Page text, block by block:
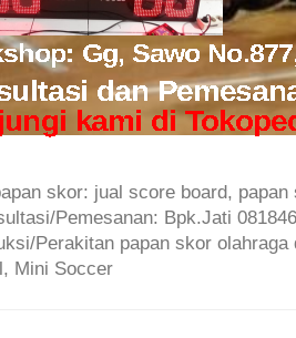
skor: jual score board,
Pemesanan: Bpk.Jati
Perakitan papan skor
Mini Soccer